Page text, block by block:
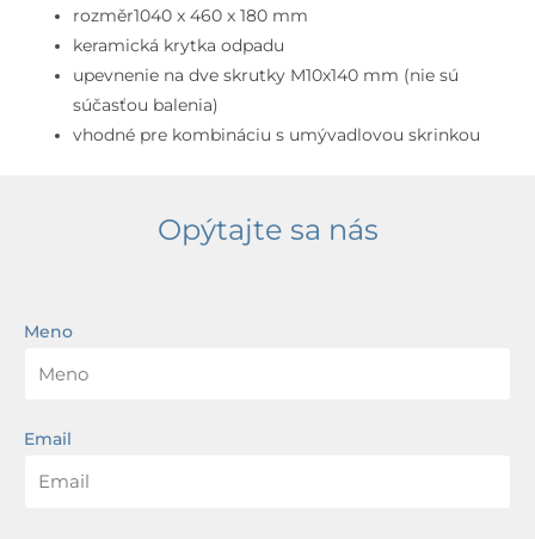
cm,
otvorom
batériu,
rozměr1040 x 460 x 180 mm
keramická krytka odpadu
upevnenie na dve skrutky M10x140 mm (nie sú
súčasťou balenia)
vhodné pre kombináciu s umývadlovou skrinkou
Opýtajte sa nás
Meno
Email